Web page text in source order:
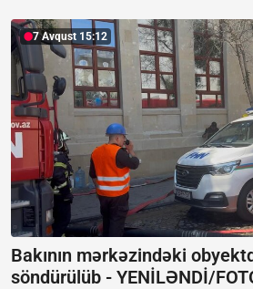
7 Avqust 15:12
Bakının mərkəzindəki
söndürülüb - YENİLƏNDİ/